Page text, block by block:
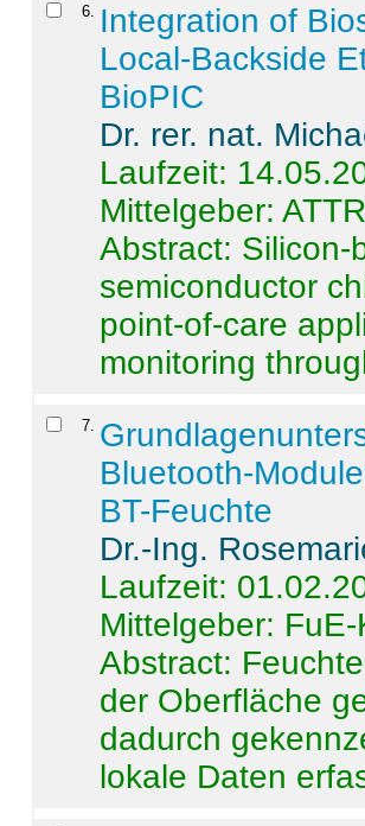
6
Integration of
Local-Backside
BioPIC
Dr. rer. nat.
Laufzeit:
Mittelgeber:
Abstract: Silicon-
semiconductor
point-of-care
monitoring
7
Bluetooth-
BT-Feuchte
Dr.-Ing.
Laufzeit:
Mittelgeber:
Abstract:
der Oberfläche
dadurch
lokale Daten